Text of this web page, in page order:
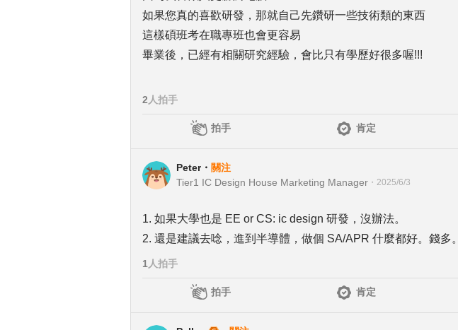
如果您真的喜歡研發，那就自己先鑽研一些技術類的東西
這樣碩班考在職專班也會更容易
畢業後，已經有相關研究經驗，會比只有學歷好很多喔!!!
2 人拍手
拍手 肯定
Peter ・ 關注
Tier1 IC Design House Marketing Manager ・ 2025/6/3
1. 如果大學也是 EE or CS: ic design 研發，沒辦法。
2. 還是建議去唸，進到半導體，做個 SA/APR 什麼都好。錢多。
1 人拍手
拍手 肯定